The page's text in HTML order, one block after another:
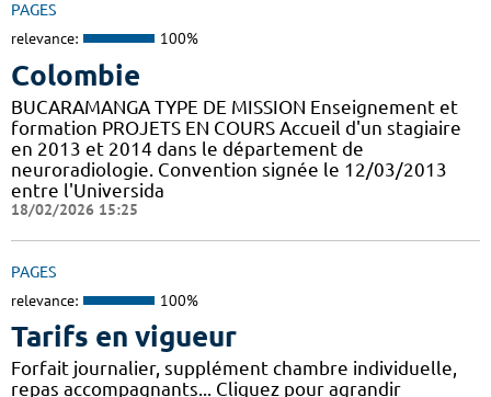
PAGES
relevance: 100%
Colombie
BUCARAMANGA TYPE DE MISSION Enseignement et
formation PROJETS EN COURS Accueil d'un stagiaire
en 2013 et 2014 dans le département de
neuroradiologie. Convention signée le 12/03/2013
entre l'Universida
18/02/2026 15:25
PAGES
relevance: 100%
Tarifs en vigueur
Forfait journalier, supplément chambre individuelle,
repas accompagnants... Cliquez pour agrandir